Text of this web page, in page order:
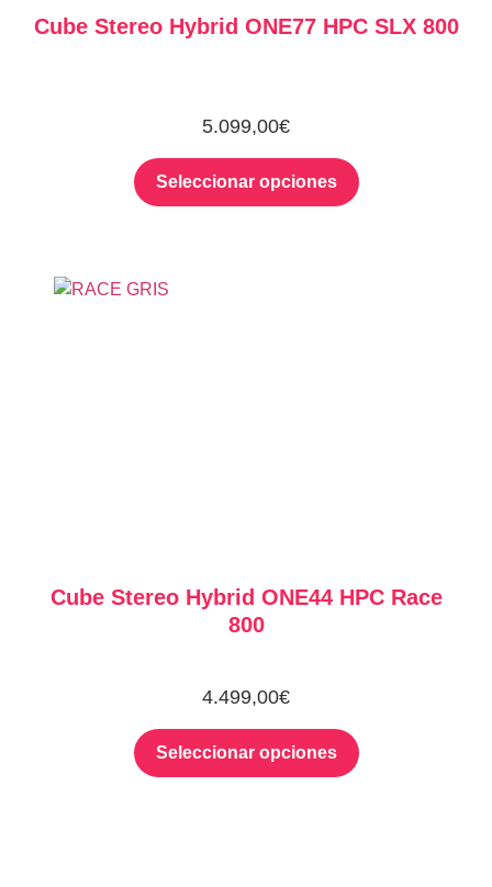
Cube Stereo Hybrid ONE77 HPC SLX 800
5.099,00€
Seleccionar opciones
Cube Stereo Hybrid ONE44 HPC Race
800
4.499,00€
Seleccionar opciones